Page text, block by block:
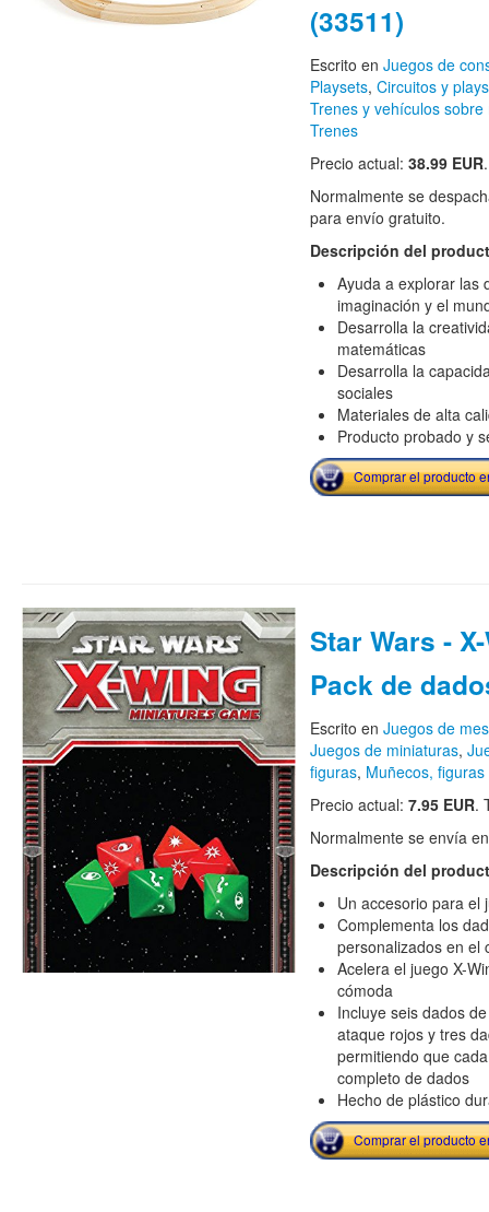
(33511)
Escrito en Juegos de
Playsets, Circuitos y
Trenes y vehículos sobre
Trenes
Precio actual: 38.99 EUR
Normalmente se
para envío gratuito.
Descripción del
Ayuda a explorar las
imaginación y el
Desarrolla la
matemáticas
Desarrolla la
sociales
Materiales de alta
Producto probado y
Comprar el producto
Star Wars -
Pack de
Escrito en Juegos de
Juegos de miniaturas,
figuras, Muñecos,
Precio actual: 7.95 EUR.
Normalmente se envía
Descripción del
Un accesorio para el
Complementa los
personalizados en el
Acelera el juego X-
cómoda
Incluye seis dados
ataque rojos y tres
permitiendo que
completo de dados
Hecho de plástico
Comprar el producto